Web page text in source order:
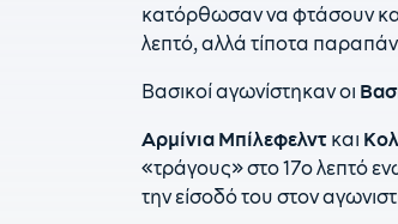
κατόρθωσαν να φτάσουν
λεπτό, αλλά τίποτα
Βασικοί αγωνίστηκαν οι
Αρμίνια Μπίλεφελντ και
«τράγους» στο 17ο λεπτό
την είσοδό του στον